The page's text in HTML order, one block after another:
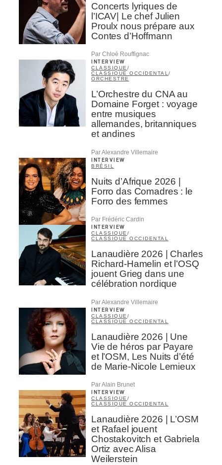
Concerts lyriques de
l’ICAV| Le chef Julien
Proulx nous prépare aux
Contes d’Hoffmann
Par Chloé Rouffignac
INTERVIEW
CLASSIQUE/
CLASSIQUE OCCIDENTAL/
ORCHESTRE
L’Orchestre du CNA au
Domaine Forget : voyage
entre musiques
allemandes, britanniques
et andines
Par Alexandre Villemaire
INTERVIEW
BRÉSIL
Nuits d’Afrique 2026 |
Forro das Comadres : le
Forro des femmes
Par Frédéric Cardin
INTERVIEW
CLASSIQUE /
CLASSIQUE OCCIDENTAL
Lanaudière 2026 | Charles
Richard-Hamelin et l’OSQ
jouent Grieg dans une
célébration nordique
Par Alexandre Villemaire
INTERVIEW
CLASSIQUE /
CLASSIQUE OCCIDENTAL
Lanaudière 2026 | Une
Vie de héros par Payare
et l’OSM, Les Nuits d’été
de Marie-Nicole Lemieux
Par Alain Brunet
INTERVIEW
CLASSIQUE /
CLASSIQUE OCCIDENTAL
Lanaudière 2026 | L’OSM
et Rafael jouent
Chostakovitch et Gabriela
Ortiz avec Alisa
Weilerstein